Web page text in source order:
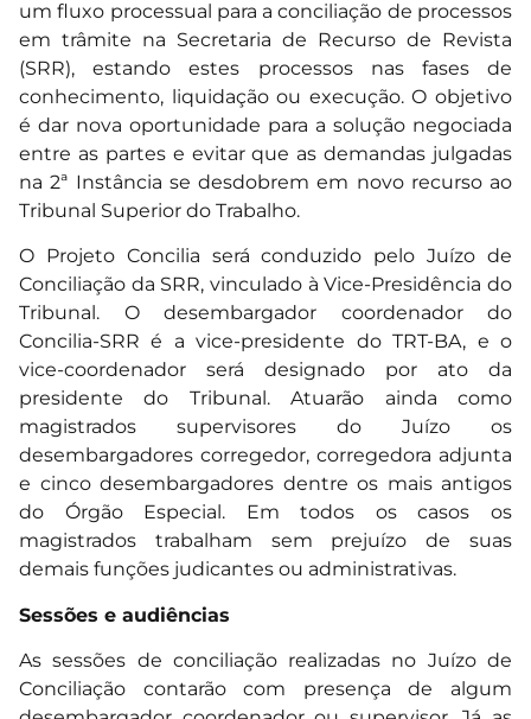
um fluxo processual para a conciliação de processos
em trâmite na Secretaria de Recurso de Revista
(SRR), estando estes processos nas fases de
conhecimento, liquidação ou execução. O objetivo
é dar nova oportunidade para a solução negociada
entre as partes e evitar que as demandas julgadas
na 2ª Instância se desdobrem em novo recurso ao
Tribunal Superior do Trabalho.
O Projeto Concilia será conduzido pelo Juízo de
Conciliação da SRR, vinculado à Vice-Presidência do
Tribunal. O desembargador coordenador do
Concilia-SRR é a vice-presidente do TRT-BA, e o
vice-coordenador será designado por ato da
presidente do Tribunal. Atuarão ainda como
magistrados supervisores do Juízo os
desembargadores corregedor, corregedora adjunta
e cinco desembargadores dentre os mais antigos
do Órgão Especial. Em todos os casos os
magistrados trabalham sem prejuízo de suas
demais funções judicantes ou administrativas.
Sessões e audiências
As sessões de conciliação realizadas no Juízo de
Conciliação contarão com presença de algum